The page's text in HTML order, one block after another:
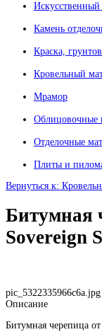
Искусственный
Камень
Краска,
Кровельный
Мрамор
Облицовочные
Отделочные
Плиты и
Вернуться к:
Битумная
Sovereign
pic_5322335966c6a.jpg
Описание
Битумная черепица